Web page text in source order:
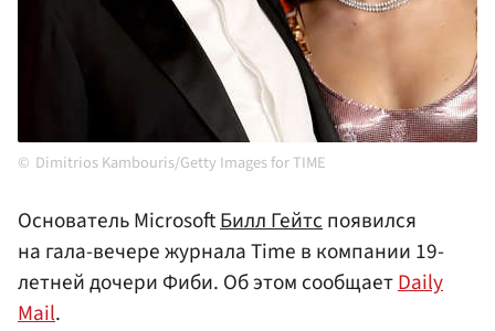
Dimitrios Kambouris/Getty Images for TIME
Основатель MicrosoftБилл Гейтспоявился
на гала-вечере журнала Time в компании 19-
летней дочери Фиби. Об этом сообщаетDaily
Mail.